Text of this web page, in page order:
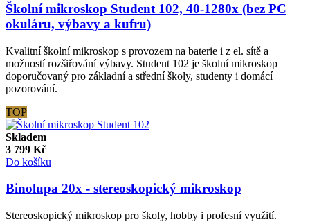
Školní mikroskop Student 102, 40-1280x (bez PC
okuláru, výbavy a kufru)
Kvalitní školní mikroskop s provozem na baterie i z el. sítě a
možností rozšiřování výbavy. Student 102 je školní mikroskop
doporučovaný pro základní a střední školy, studenty i domácí
pozorování.
TOP
Skladem
3 799 Kč
Do košíku
Binolupa 20x - stereoskopický mikroskop
Stereoskopický mikroskop pro školy, hobby i profesní využití.